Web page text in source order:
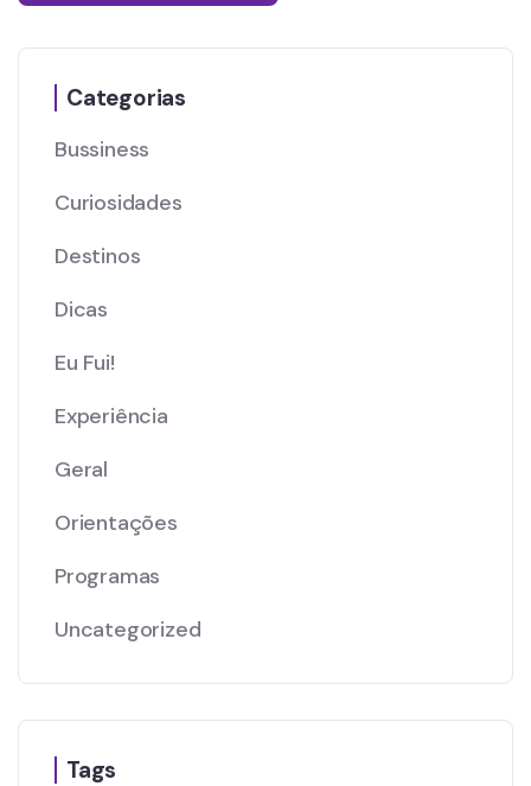
Categorias
Bussiness
Curiosidades
Destinos
Dicas
Eu Fui!
Experiência
Geral
Orientações
Programas
Uncategorized
Tags